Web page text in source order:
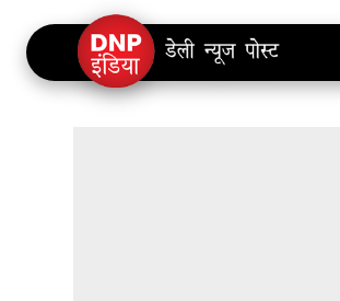
Skip
content